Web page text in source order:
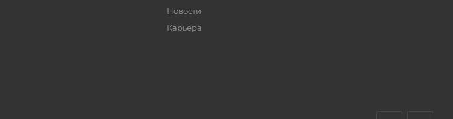
Новости
Карьера